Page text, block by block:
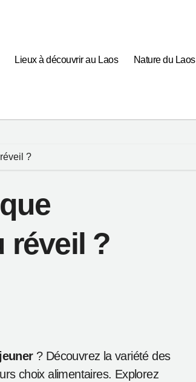
Lieux à découvrir au Laos Nature du Laos
?
réveil ?
? Découvrez la variété des
choix alimentaires. Explorez